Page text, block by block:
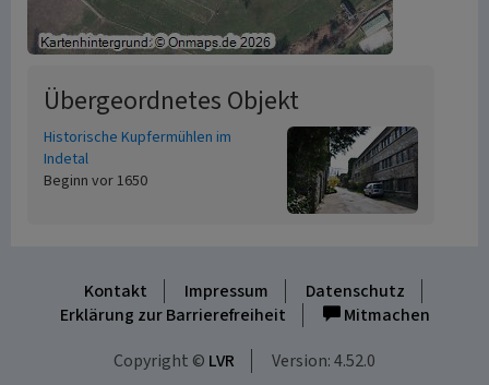
Übergeordnetes Objekt
Historische Kupfermühlen im
Indetal
Beginn vor 1650
Kontakt Impressum
Datenschutz
Erklärung zur Barrierefreiheit
Mitmachen
Copyright © LVR Version: 4.52.0